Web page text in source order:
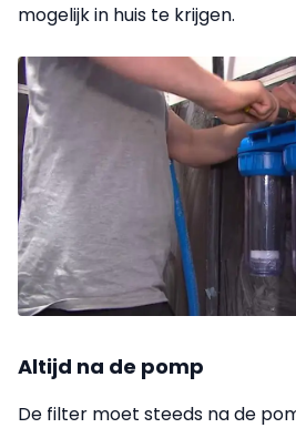
mogelijk in huis te krijgen.
Altijd na de pomp
De filter moet steeds na de